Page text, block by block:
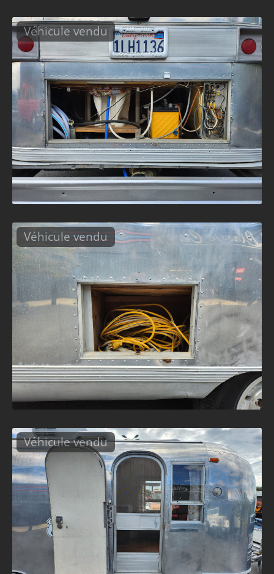
Véhicule vendu
Véhicule vendu
Véhicule vendu